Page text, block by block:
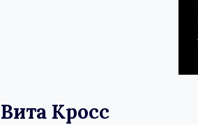
Вита Кросс